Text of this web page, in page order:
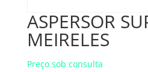
ASPERSOR
MEIRELES
Preço sob consulta